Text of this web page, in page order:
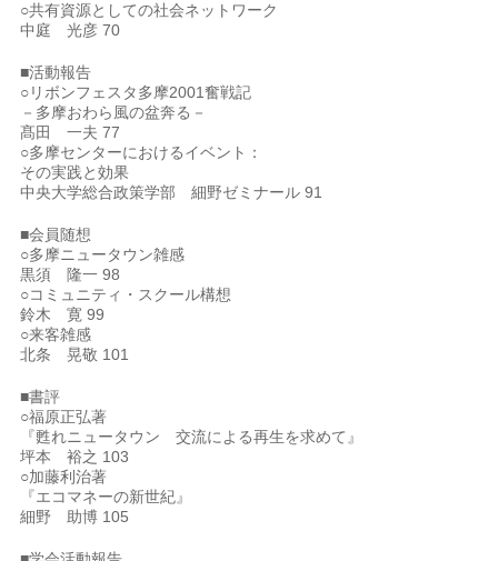
○共有資源としての社会ネットワーク
中庭 光彦 70
■活動報告
○リボンフェスタ多摩2001奮戦記
－多摩おわら風の盆奔る－
髙田 一夫 77
○多摩センターにおけるイベント：
その実践と効果
中央大学総合政策学部 細野ゼミナール 91
■会員随想
○多摩ニュータウン雑感
黒須 隆一 98
○コミュニティ・スクール構想
鈴木 寛 99
○来客雑感
北条 晃敬 101
■書評
○福原正弘著
『甦れニュータウン 交流による再生を求めて』
坪本 裕之 103
○加藤利治著
『エコマネーの新世紀』
細野 助博 105